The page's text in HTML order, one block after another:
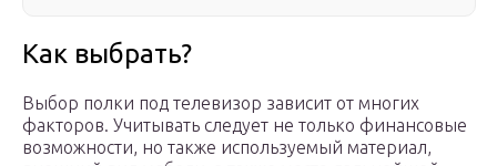
Как выбрать?
Выбор полки под телевизор зависит от многих
факторов. Учитывать следует не только финансовые
возможности, но также используемый материал,